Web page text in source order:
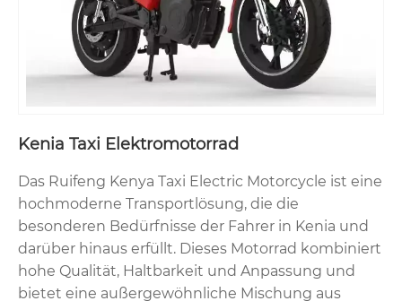
Kenia Taxi Elektromotorrad
Das Ruifeng Kenya Taxi Electric Motorcycle ist eine
hochmoderne Transportlösung, die die
besonderen Bedürfnisse der Fahrer in Kenia und
darüber hinaus erfüllt. Dieses Motorrad kombiniert
hohe Qualität, Haltbarkeit und Anpassung und
bietet eine außergewöhnliche Mischung aus